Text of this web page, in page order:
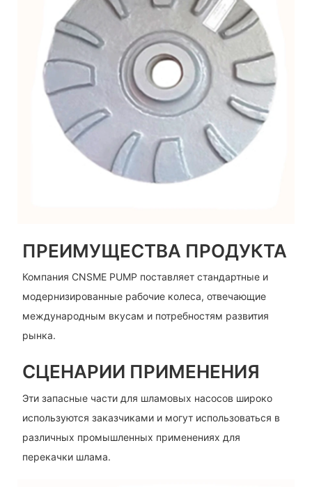
ПРЕИМУЩЕСТВА ПРОДУКТА
Компания CNSME PUMP поставляет стандартные и
модернизированные рабочие колеса, отвечающие
международным вкусам и потребностям развития
рынка.
СЦЕНАРИИ ПРИМЕНЕНИЯ
Эти запасные части для шламовых насосов широко
используются заказчиками и могут использоваться в
различных промышленных применениях для
перекачки шлама.